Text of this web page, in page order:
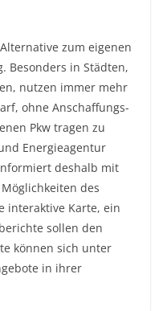
zum eigenen
Besonders in Städten,
nutzen immer mehr
ohne Anschaffungs-
Pkw tragen zu
Energieagentur
deshalb mit
des
interaktive Karte, ein
sollen den
können sich unter
in ihrer